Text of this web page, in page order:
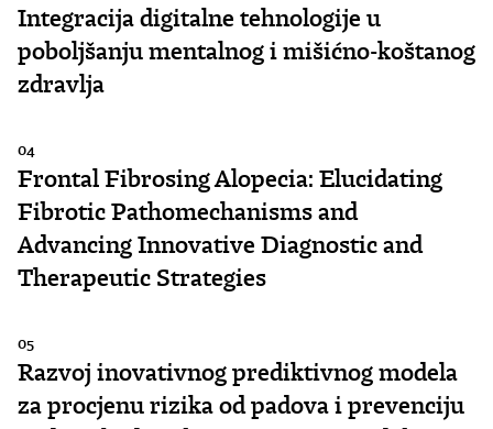
Integracija digitalne tehnologije u
poboljšanju mentalnog i mišićno-koštanog
zdravlja
04
Frontal Fibrosing Alopecia: Elucidating
Fibrotic Pathomechanisms and
Advancing Innovative Diagnostic and
Therapeutic Strategies
05
Razvoj inovativnog prediktivnog modela
za procjenu rizika od padova i prevenciju